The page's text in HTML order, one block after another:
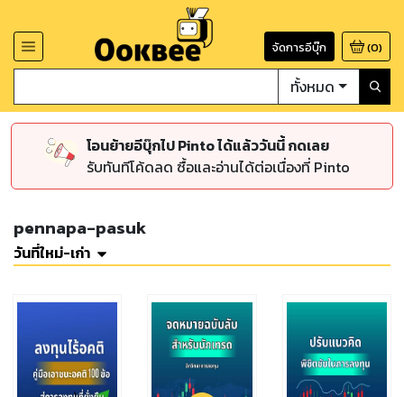
จัดการอีบุ๊ก (0)
ทั้งหมด
โอนย้ายอีบุ๊กไป Pinto ได้แล้ววันนี้ กดเลย
รับทันทีโค้ดลด ซื้อและอ่านได้ต่อเนื่องที่ Pinto
pennapa-pasuk
วันที่ใหม่-เก่า